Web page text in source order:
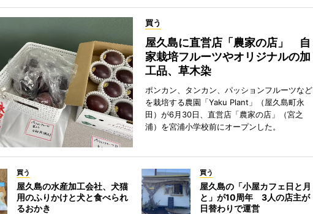
買う
屋久島に直営店「農家の店」 自
家栽培フルーツやオリジナルの加
工品、草木染
ポンカン、タンカン、パッションフルーツなど
を栽培する農園「Yaku Plant」（屋久島町永
田）が6月30日、直営店「農家の店」（宮之
浦）を宮浦小学校前にオープンした。
買う
屋久島の水産加工会社、犬猫
用のふりかけと犬と食べられ
るおかき
買う
屋久島の「小屋カフェ日と月
と」が10周年 3人の店主が
日替わりで運営